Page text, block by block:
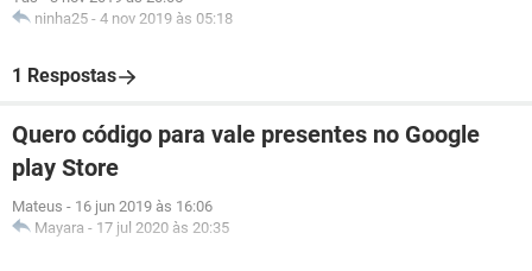
ninha25 - 4 nov 2019 às 05:18
1 Respostas
Quero código para vale presentes no Google
play Store
Mateus - 16 jun 2019 às 16:06
Mayara - 17 jul 2020 às 20:35